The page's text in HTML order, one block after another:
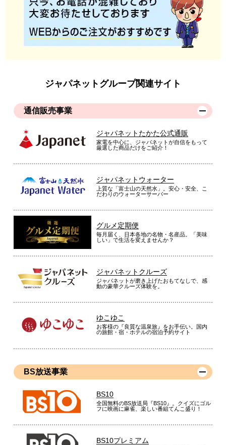
ジャパネットグループ関連サイト
通信販売事業
ジャパネットたかた公式通販
家電を中心に、ジャパネットが自信をもって
厳選した商品だけをご紹介！
ジャパネットウォーター
上質な「富士山の天然水」。安心・安全、こ
だわりのウォーターサーバー
グルメ定期便
毎月届く、日本各地の名物・名産品。「美味
しい」で生活を変えませんか？
ジャパネットクルーズ
ジャパネットが磨き上げたおもてなしで、感
動の豪華クルーズ体験を。
ゆこゆこ
お客様の『良質な温泉旅』をお手伝い。国内
の旅館・宿・ホテルの宿泊予約サイト
BS放送事業
BS10
全国無料のBS放送局『BS10』。クイズにゴル
フに映画に麻雀、楽しい番組てんこ盛り！
BS10プレミアム